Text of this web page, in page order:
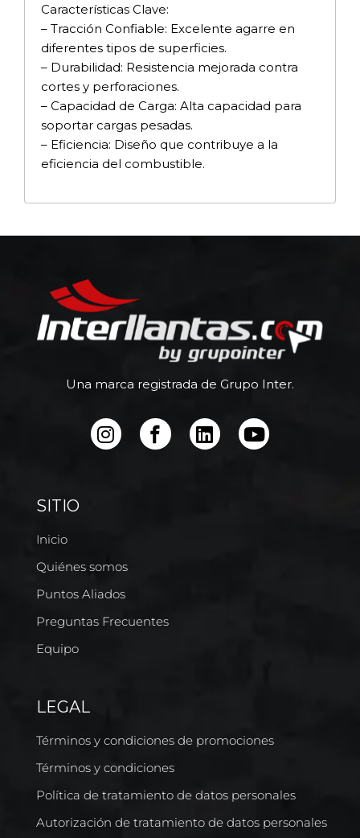
Características Clave:
– Tracción Confiable: Excelente agarre en
diferentes tipos de superficies.
– Durabilidad: Resistencia mejorada contra
cortes y perforaciones.
– Capacidad de Carga: Alta capacidad para
soportar cargas pesadas.
– Eficiencia: Diseño que contribuye a la
eficiencia del combustible.
Una marca registrada de Grupo Inter.
SITIO
Inicio
Quiénes somos
Puntos Aliados
Preguntas Frecuentes
Equipo
LEGAL
Términos y condiciones de promociones
Términos y condiciones
Política de tratamiento de datos personales
Autorización de tratamiento de datos personales